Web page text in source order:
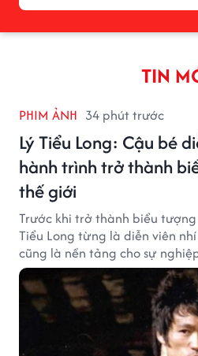
TIN
PHIM ẢNH 34 phút trước
Lý Tiểu Long: Cậu bé
hành trình trở thành
thế giới
Trước khi trở thành biểu
Tiểu Long từng là diễn viên
cũng là nền tảng cho sự